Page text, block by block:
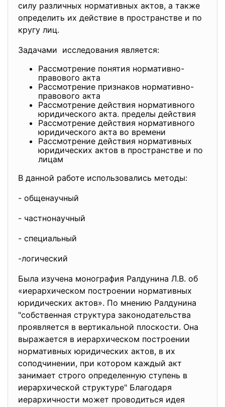
силу различных нормативных актов, а также
определить их действие в пространстве и по
кругу лиц.
Задачами исследования является:
Рассмотрение понятия нормативно-
правового акта
Рассмотрение признаков нормативно-
правового акта
Рассмотрение действия нормативного
юридического акта. пределы действия
Рассмотрение действия нормативного
юридического акта во времени
Рассмотрение действия нормативных
юридических актов в пространстве и по
лицам
В данной работе использовались методы:
- общенаучный
- частнонаучный
- специальный
-логический
Была изучена монография Ралдунина Л.В. об
«иерархическом построении нормативных
юридических актов». По мнению Ралдунина
"собственная структура законодательства
проявляется в вертикальной плоскости. Она
выражается в иерархическом построении
нормативных юридических актов, в их
соподчинении, при котором каждый акт
занимает строго определенную ступень в
иерархической структуре" Благодаря
иерархичности может проводиться идея